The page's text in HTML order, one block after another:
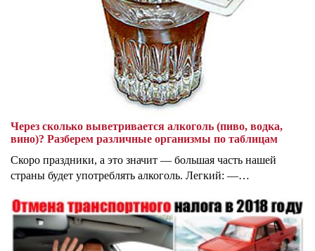
Через сколько выветривается алкоголь (пиво, водка,
вино)? Разберем различные организмы по таблицам
Скоро праздники, а это значит — большая часть нашей
страны будет употреблять алкоголь. Легкий: —…